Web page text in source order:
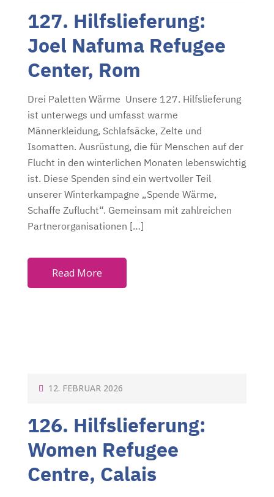
S
E
D
N
127. Hilfslieferung:
Joel Nafuma Refugee
Center, Rom
Drei Paletten Wärme Unsere 127. Hilfslieferung
ist unterwegs und umfasst warme
Männerkleidung, Schlafsäcke, Zelte und
Isomatten. Ausrüstung, die für Menschen auf der
Flucht in den winterlichen Monaten lebenswichtig
ist. Diese Spenden sind ein wertvoller Teil
unserer Winterkampagne „Spende Wärme,
Schaffe Zuflucht“. Gemeinsam mit zahlreichen
Partnerorganisationen […]
Read More
P
S
E
D
12. FEBRUAR 2026
126. Hilfslieferung:
Women Refugee
Centre, Calais